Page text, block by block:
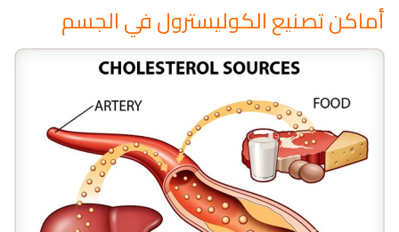
أماكن تصنيع الكوليسترول في الجسم